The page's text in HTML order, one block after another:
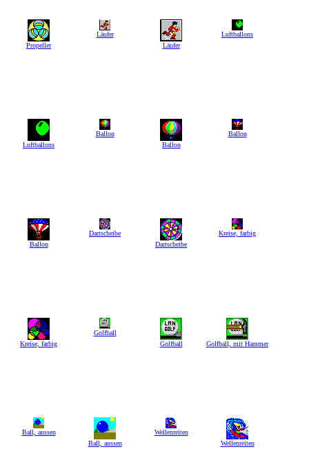
Propeller
Läufer
Läufer
Luftballons
Luftballons
Ballon
Ballon
Ballon
Ballon
Dartscheibe
Dartscheibe
Kreise, farbig
Kreise, farbig
Golfball
Golfball
Golfball, mit Hammer
Ball, aussen
Ball, aussen
Wellenreiten
Wellenreiten